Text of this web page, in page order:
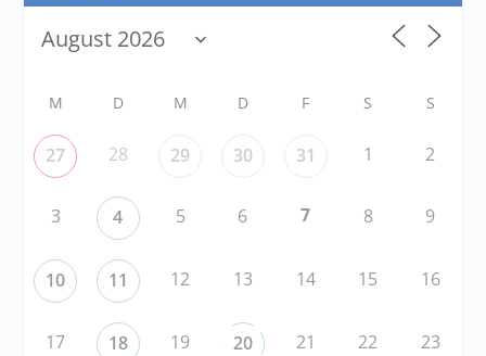
M D M D F S S
27 28 29 30 31 1 2
3 4 5 6 7 8 9
10 11 12 13 14 15 16
17 18 19 20 21 22 23